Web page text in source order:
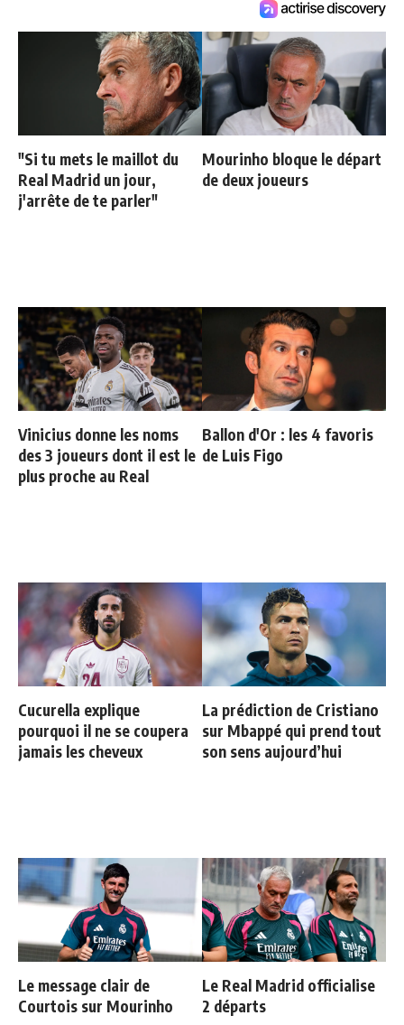
"Si tu mets le maillot du
Real Madrid un jour,
j'arrête de te parler"
Mourinho bloque le départ
de deux joueurs
Vinicius donne les noms
des 3 joueurs dont il est le
plus proche au Real
Ballon d'Or : les 4 favoris
de Luis Figo
Cucurella explique
pourquoi il ne se coupera
jamais les cheveux
La prédiction de Cristiano
sur Mbappé qui prend tout
son sens aujourd’hui
Le message clair de
Courtois sur Mourinho
Le Real Madrid officialise
2 départs